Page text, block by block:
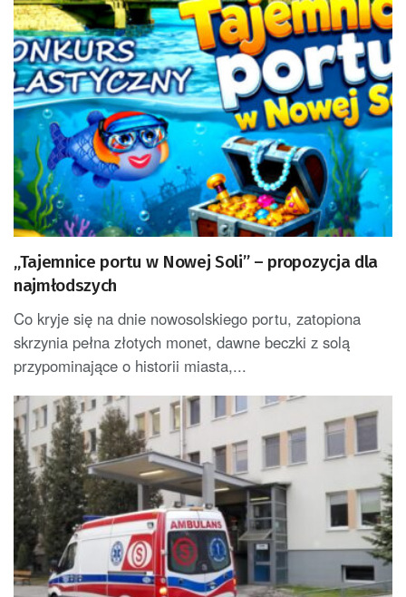
„Tajemnice portu w Nowej Soli” – propozycja dla
najmłodszych
Co kryje się na dnie nowosolskiego portu, zatopiona
skrzynia pełna złotych monet, dawne beczki z solą
przypominające o historii miasta,...